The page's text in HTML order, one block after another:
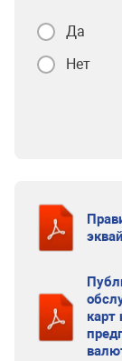
Да
Нет
карт